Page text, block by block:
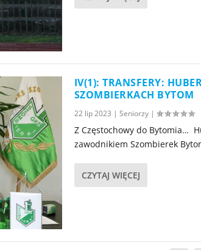
IV(1): TRANSFERY:
SZOMBIERKACH BYTOM
22 lip 2023 | Seniorzy|
Z Częstochowy do Bytomia…
zawodnikiem Szombierek
CZYTAJ WIĘCEJ